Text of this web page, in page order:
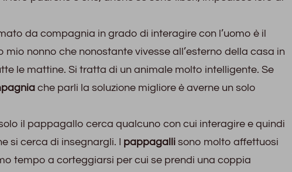
da compagnia in grado di interagire con l’uomo è il
mio nonno che nonostante vivesse all’esterno della casa in
le mattine. Si tratta di un animale molto intelligente. Se
che parli la soluzione migliore è averne un solo
il pappagallo cerca qualcuno con cui interagire e quindi
si cerca di insegnargli. I pappagalli sono molto affettuosi
tempo a corteggiarsi per cui se prendi una coppia